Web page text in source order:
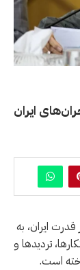
ایران
ایران، به
تردیدها و
است.